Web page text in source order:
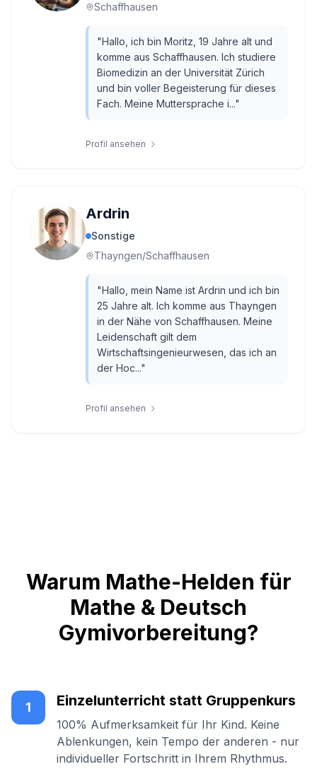
Schaffhausen
"Hallo, ich bin Moritz, 19 Jahre alt und
komme aus Schaffhausen. Ich studiere
Biomedizin an der Universität Zürich
und bin voller Begeisterung für dieses
Fach. Meine Muttersprache i..."
Profil ansehen
Ardrin
Sonstige
Thayngen/Schaffhausen
"Hallo, mein Name ist Ardrin und ich bin
25 Jahre alt. Ich komme aus Thayngen
in der Nähe von Schaffhausen. Meine
Leidenschaft gilt dem
Wirtschaftsingenieurwesen, das ich an
der Hoc..."
Profil ansehen
Warum Mathe-Helden für
Mathe & Deutsch
Gymivorbereitung?
1 Einzelunterricht statt Gruppenkurs
100% Aufmerksamkeit für Ihr Kind. Keine
Ablenkungen, kein Tempo der anderen - nur
individueller Fortschritt in Ihrem Rhythmus.